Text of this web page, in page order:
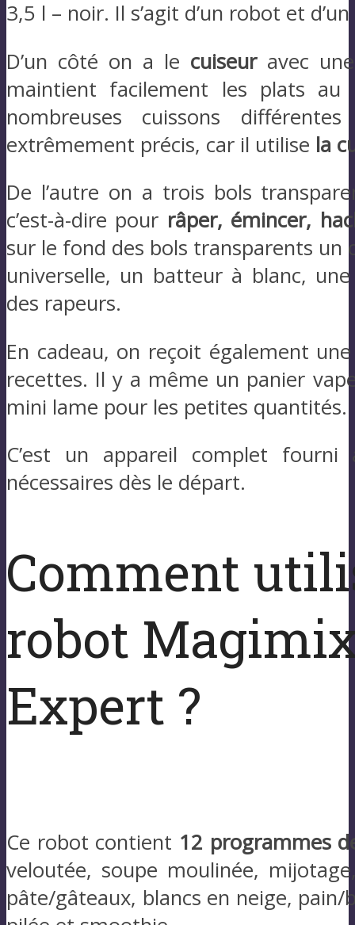
3,5 l – noir. Il s’agit d’un robot et
D’un côté on a le cuiseuravec
maintient facilement les plats
nombreuses cuissons
extrêmement précis, car il utilise la
De l’autre on a trois bols
c’est-à-dire pour râper, émincer,
sur le fond des bols transparents un
universelle, un batteur à blanc,
des rapeurs.
En cadeau, on reçoit également
recettes. Il y a même un panier
mini lame pour les petites quantités.
C’est un appareil complet fourni
nécessaires dès le départ.
Comment
robot
Expert ?
Ce robot contient 12 programmes
veloutée, soupe moulinée,
pâte/gâteaux, blancs en neige, pain/